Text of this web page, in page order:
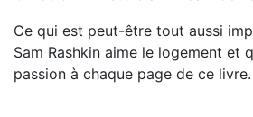
Ce qui est peut-être tout aussi
Sam Rashkin aime le logement et
passion à chaque page de ce livre.